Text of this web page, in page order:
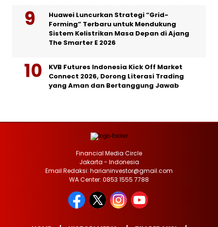
Huawei Luncurkan Strategi “Grid-
Forming” Terbaru untuk Mendukung
Sistem Kelistrikan Masa Depan di Ajang
The Smarter E 2026
KVB Futures Indonesia Kick Off Market
Connect 2026, Dorong Literasi Trading
yang Aman dan Bertanggung Jawab
Financial Media Circle
Jakarta - Indonesia
Email Redaksi: harianinvestor@gmail.com
WA Center: 0853 1555 7788